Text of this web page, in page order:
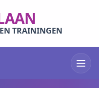
TRAININGEN